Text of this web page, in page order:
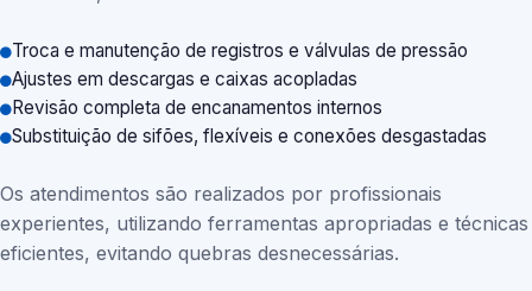
Troca e manutenção de registros e válvulas de pressão
Ajustes em descargas e caixas acopladas
Revisão completa de encanamentos internos
Substituição de sifões, flexíveis e conexões desgastadas
Os atendimentos são realizados por profissionais
experientes, utilizando ferramentas apropriadas e técnicas
eficientes, evitando quebras desnecessárias.